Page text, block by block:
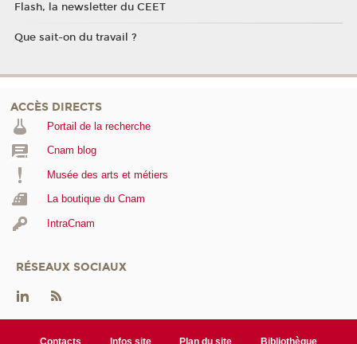
Flash, la newsletter du CEET
Que sait-on du travail ?
ACCÈS DIRECTS
Portail de la recherche
Cnam blog
Musée des arts et métiers
La boutique du Cnam
IntraCnam
RÉSEAUX SOCIAUX